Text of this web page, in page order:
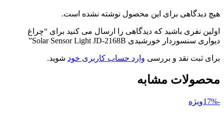
هیچ دیدگاهی برای این محصول نوشته نشده است.
اولین نفری باشید که دیدگاهی را ارسال می کنید برای “چراغ
دیواری سنسوردار خورشیدی Solar Sensor Light JD-2168B”
برای ثبت نقد و بررسی وارد حساب کاربری خود شوید.
محصولات مشابه
-17% ویژه